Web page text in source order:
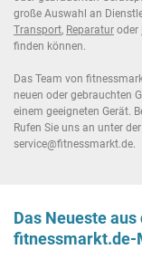
große Auswahl an
Transport, Reparatur oder
finden können.
Das Team von
neuen oder gebrauchten
einem geeigneten Gerät.
Rufen Sie uns an unter
service@fitnessmarkt.de.
Das Neueste aus
fitnessmarkt.de-